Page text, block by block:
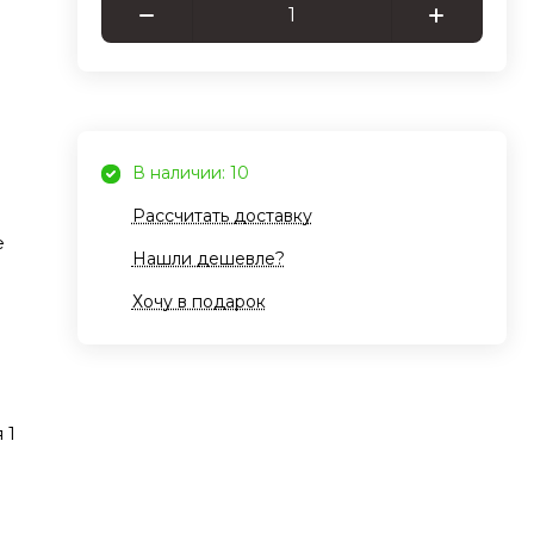
В наличии: 10
Рассчитать доставку
Нашли дешевле?
Хочу в подарок